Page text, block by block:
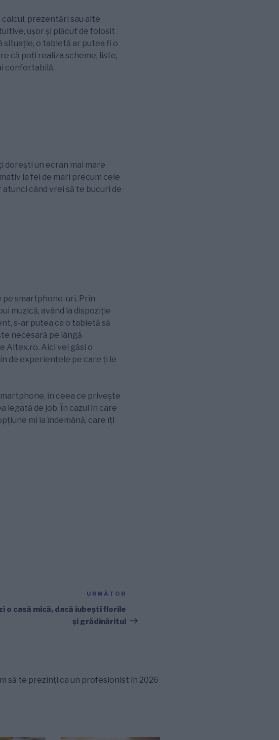
prezentări sau alte
ușor și plăcut de folosit
situație, o tabletă ar putea fi o
că poți realiza scheme, liste,
confortabilă.
dorești un ecran mai mare
la fel de mari precum cele
când vrei să te bucuri de
pe smartphone-uri. Prin
muzică, având la dispoziție
s-ar putea ca o tabletă să
necesară pe lângă
Altex.ro. Aici vei găsi o
de experiențele pe care ți le
în ceea ce privește
legată de job. În cazul în care
mi la îndemână, care îți
URMĂTOR
o casă mică, dacă iubești florile
și grădinăritul
să te prezinți ca un profesionist în 2026